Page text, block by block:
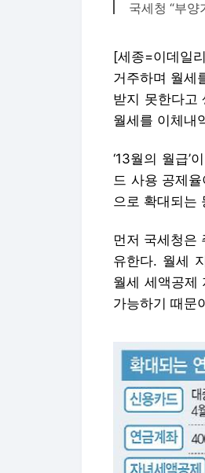
국세청 “부
[세종=이데일
거주하며 월세
받지 못한다고
월세를 이체내
‘13월의 월급’
드 사용 공제
으로 확대되는
먼저 국세청은
유한다. 월세
월세 세액공제
가능하기 때문